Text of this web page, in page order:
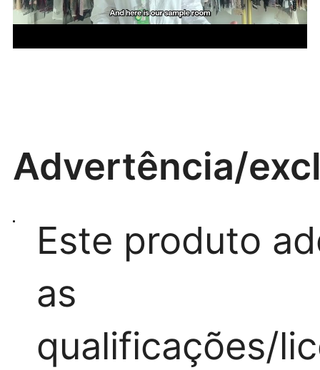
Advertência/
Este produto
as
qualificações/